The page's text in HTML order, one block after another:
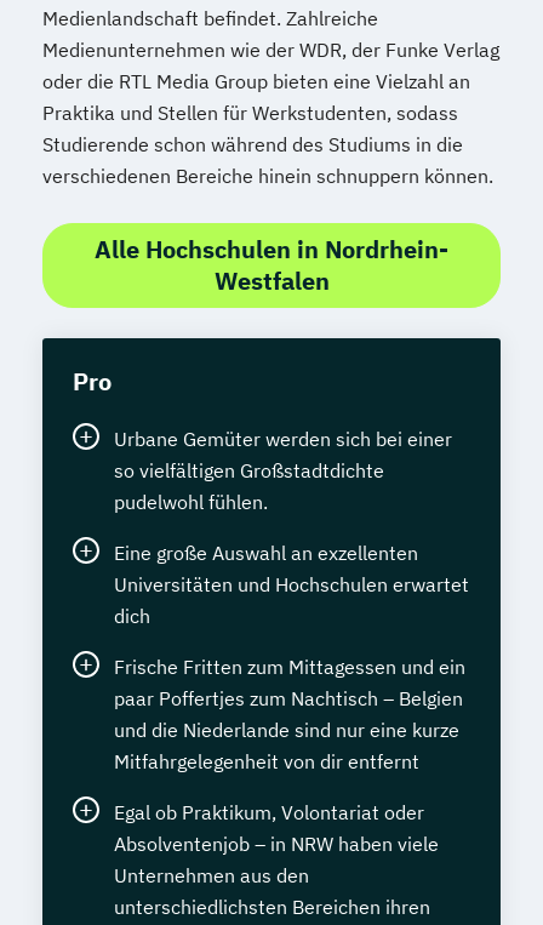
Medienlandschaft befindet. Zahlreiche
Medienunternehmen wie der WDR, der Funke Verlag
oder die RTL Media Group bieten eine Vielzahl an
Praktika und Stellen für Werkstudenten, sodass
Studierende schon während des Studiums in die
verschiedenen Bereiche hinein schnuppern können.
Alle Hochschulen in Nordrhein-
Westfalen
Pro
Urbane Gemüter werden sich bei einer
so vielfältigen Großstadtdichte
pudelwohl fühlen.
Eine große Auswahl an exzellenten
Universitäten und Hochschulen erwartet
dich
Frische Fritten zum Mittagessen und ein
paar Poffertjes zum Nachtisch – Belgien
und die Niederlande sind nur eine kurze
Mitfahrgelegenheit von dir entfernt
Egal ob Praktikum, Volontariat oder
Absolventenjob – in NRW haben viele
Unternehmen aus den
unterschiedlichsten Bereichen ihren